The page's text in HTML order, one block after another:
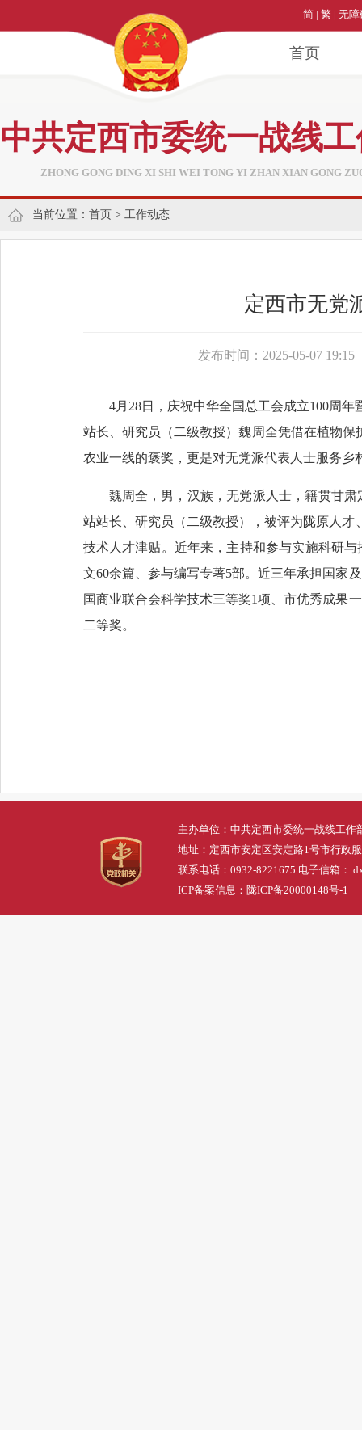
简 | 繁 | 无障
首页
中共定西市委统一战线
ZHONG GONG DING XI SHI WEI TONG YI ZHAN XIAN GONG
当前位置： 首页 > 工作动态
定西市无党
发布时间：2025-05-07 19:15
4月28日，庆祝中华全国总工会成立100周
站长、研究员（二级教授）魏周全凭借在植物
农业一线的褒奖，更是对无党派代表人士服务乡
魏周全，男，汉族，无党派人士，籍贯甘
站站长、研究员（二级教授），被评为陇原人
技术人才津贴。近年来，主持和参与实施科研
文60余篇、参与编写专著5部。近三年承担国家
国商业联合会科学技术三等奖1项、市优秀成果
二等奖。
主办单位：中共定西市委统一战线工作
地址：定西市安定区安定路1号市行政
联系电话：0932-8221675 电子信箱：
ICP备案信息： 陇ICP备20000148号-1